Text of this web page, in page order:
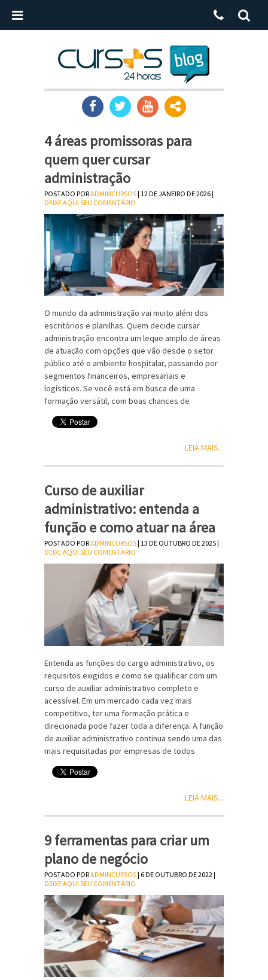
4 áreas promissoras para
quem quer cursar
administração
POSTADO PORADMINCURSOS| 12 DE JANEIRO DE 2026 |
DEIXE AQUI SEU COMENTÁRIO
O mundo da administração vai muito além dos
escritórios e planilhas. Quem decide cursar
administração encontra um leque amplo de áreas
de atuação com opções que vão desde o setor
público até o ambiente hospitalar, passando por
segmentos financeiros, empresariais e
logísticos. Se você está em busca de uma
formação versátil, com boas chances de
LEIA MAIS...
Curso de auxiliar
administrativo: entenda a
função e como atuar na área
POSTADO PORADMINCURSOS| 13 DE OUTUBRO DE 2025 |
DEIXE AQUI SEU COMENTÁRIO
Entenda as funções do cargo administrativo, os
requisitos exigidos e como se qualificar com um
curso de auxiliar administrativo completo e
acessível. Em um mercado cada vez mais
competitivo, ter uma formação prática e
direcionada pode fazer toda a diferença. A função
de auxiliar administrativo continua sendo uma das
mais requisitadas por empresas de todos
LEIA MAIS...
9 ferramentas para criar um
plano de negócio
POSTADO PORADMINCURSOS| 6 DE OUTUBRO DE 2022 |
DEIXE AQUI SEU COMENTÁRIO